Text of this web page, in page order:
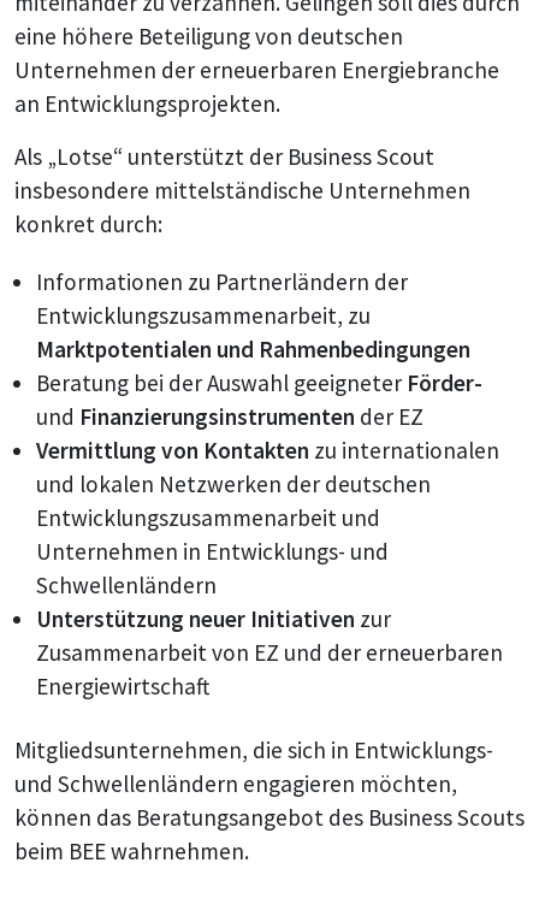
eine höhere Beteiligung von deutschen
Unternehmen der erneuerbaren Energiebranche
an Entwicklungsprojekten.
Als „Lotse“ unterstützt der Business Scout
insbesondere mittelständische Unternehmen
konkret durch:
Informationen zu Partnerländern der
Entwicklungszusammenarbeit, zu
Marktpotentialen und Rahmenbedingungen
Beratung bei der Auswahl geeigneter Förder-
und Finanzierungsinstrumenten der EZ
Vermittlung von Kontakten zu internationalen
und lokalen Netzwerken der deutschen
Entwicklungszusammenarbeit und
Unternehmen in Entwicklungs- und
Schwellenländern
Unterstützung neuer Initiativen zur
Zusammenarbeit von EZ und der erneuerbaren
Energiewirtschaft
Mitgliedsunternehmen, die sich in Entwicklungs-
und Schwellenländern engagieren möchten,
können das Beratungsangebot des Business Scouts
beim BEE wahrnehmen.